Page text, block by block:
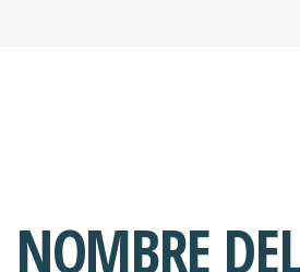
NOMBRE